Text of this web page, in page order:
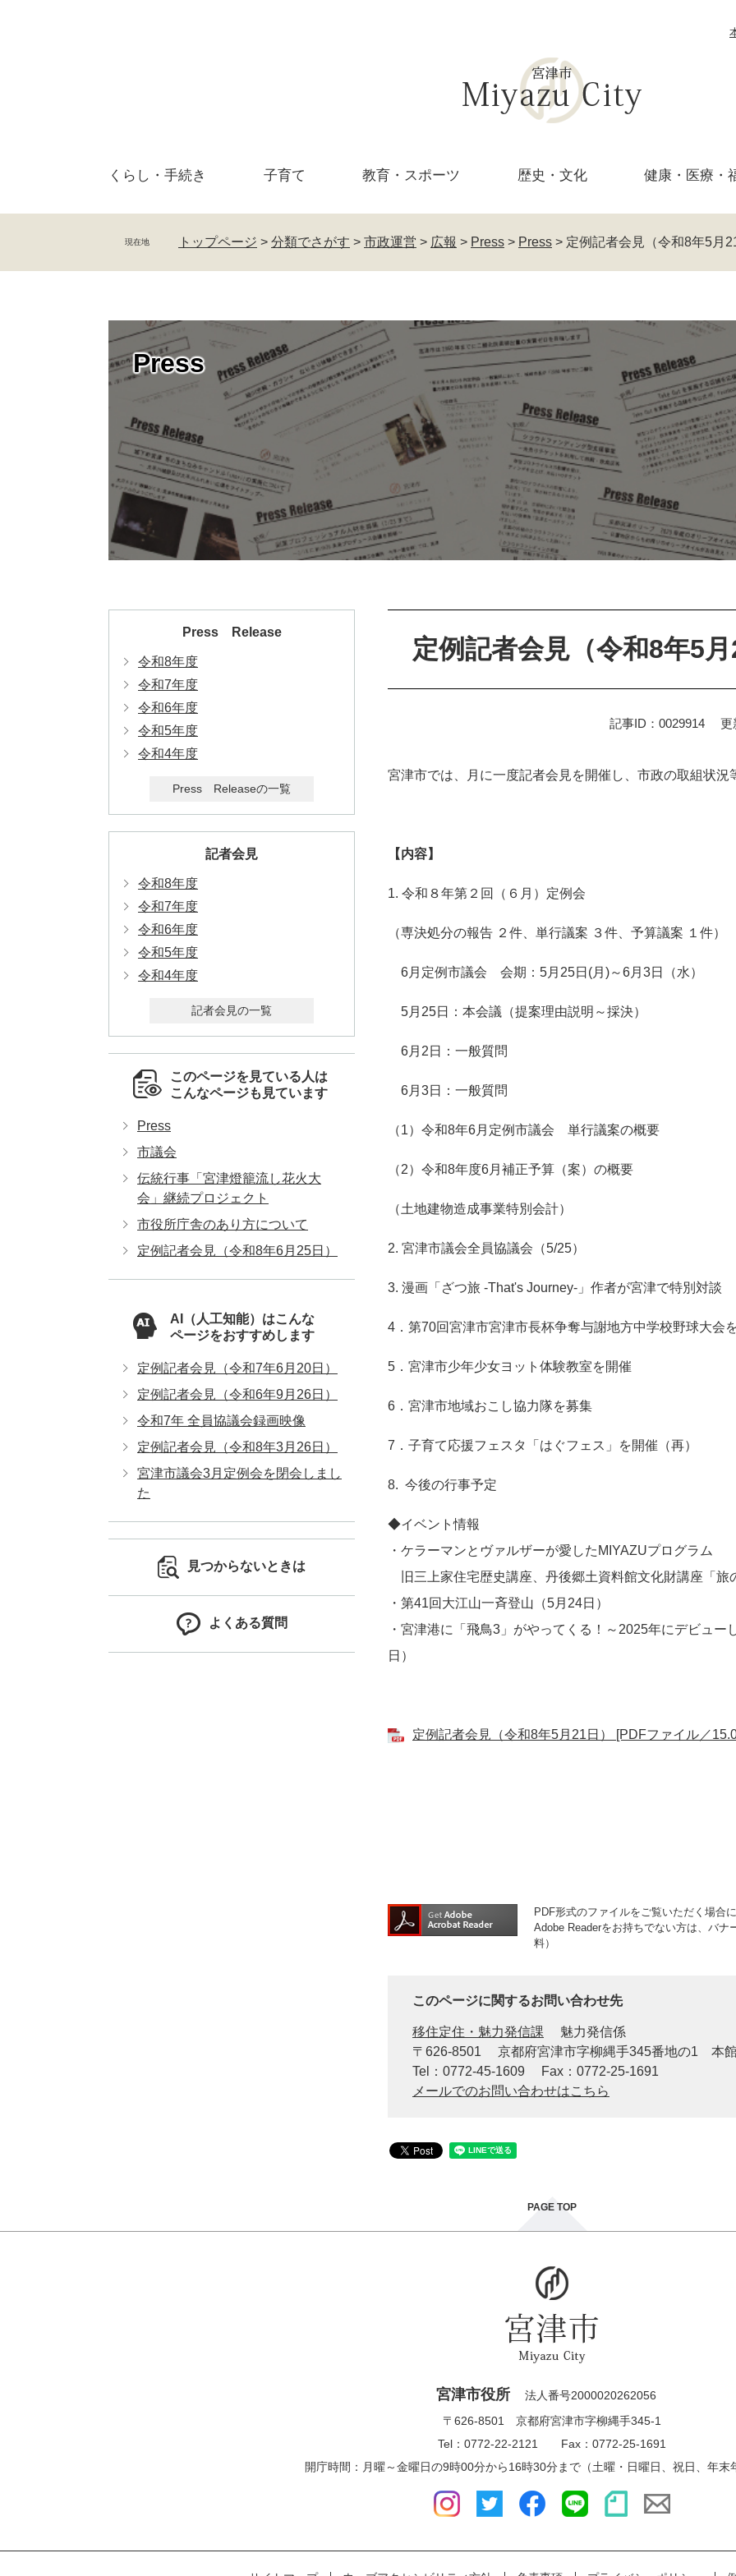
くらし・ 手続き 子育て 教育・ スポーツ 歴史・文化 健康・医療・
現在地 トップページ > 分類でさがす > 市政運営 > 広報 > Press > Press > 定例記者会見（令和8年5月
Press
定例記者会見（令和8年5
記事ID：0029914 更
宮津市では、月に一度記者会見を開催し、市政の取組状況
【内容】​
1. 令和８年第２回（６月）定例会
（専決処分の報告 ２件、単行議案 ３件、予算議案 １件）
6月定例市議会 会期：5月25日(月)～6月3日（水）
5月25日：本会議（提案理由説明～採決）
6月2日：一般質問
6月3日：一般質問
（1）令和8年6月定例市議会 単行議案の概要
（2）令和8年度6月補正予算（案）の概要
（土地建物造成事業特別会計）
2. 宮津市議会全員協議会（5/25）
3. 漫画「ざつ旅 -That's Journey-」作者が宮津で特別対談
4．第70回宮津市宮津市長杯争奪与謝地方中学校野球大会
5．宮津市少年少女ヨット体験教室を開催
6．宮津市地域おこし協力隊を募集
7．子育て応援フェスタ「はぐフェス」を開催（再）
8. 今後の行事予定
◆イベント情報
・ケラーマンとヴァルザーが愛したMIYAZUプログラム
旧三上家住宅歴史講座、丹後郷土資料館文化財講座「旅
・第41回大江山一斉登山（5月24日）
・宮津港に「飛鳥3」がやってくる！～2025年にデビュ
日）
定例記者会見（令和8年5月21日） [PDFファイル／
PDF形式のファイルをご覧いただく場合
Adobe Readerをお持ちでない方は、バ
料）
このページに関するお問い合わせ先
移住定住・魅力発信課
魅力発信係
〒626-8501
京都府宮津市字柳縄手345番地の1 本
Tel：0772-45-1609
Fax：0772-25-1691
メールでのお問い合わせはこちら
Press Release
令和8年度
令和7年度
令和6年度
令和5年度
令和4年度
Press Releaseの一覧
記者会見
令和8年度
令和7年度
令和6年度
令和5年度
令和4年度
記者会見の一覧
このページを見ている人は
こんなページも見ています
Press
市議会
伝統行事「宮津燈籠流し花火大
会」継続プロジェクト
市役所庁舎のあり方について
定例記者会見（令和8年6月25日）
AI（人工知能）はこんな
ページをおすすめします
定例記者会見（令和7年6月20日）
定例記者会見（令和6年9月26日）
令和7年 全員協議会録画映像
定例記者会見（令和8年3月26日）
宮津市議会3月定例会を閉会しまし
た
見つからないときは
よくある質問
PAGE TOP
宮津市役所
法人番号2000020262056
〒626-8501 京都府宮津市字柳縄手345-1
Tel：0772-22-2121 Fax：0772-25-1691
開庁時間：月曜～金曜日の9時00分から16時30分まで（土曜・日曜日、祝日、年末